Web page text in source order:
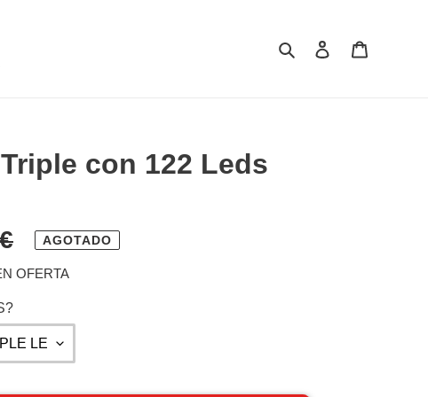
Buscar Ingresar
con 122 Leds
AGOTADO
OFERTA